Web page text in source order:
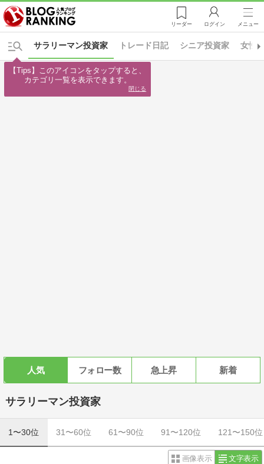
リーダー ログイン メニュー
トレード日記
サラリーマン投資家 シニア投資家 女性
人気 フォロー数 急上昇 新着
サラリーマン投資家
1〜30位 31〜60位 61〜90位 91〜120位 121〜150位
画像表示 文字表示
【Tips】このアイコンをタップすると、
カテゴリ一覧を表示できます。
閉じる